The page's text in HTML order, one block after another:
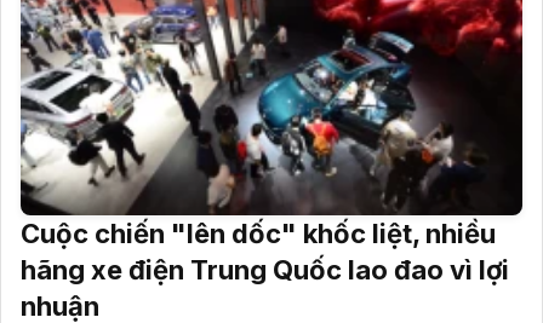
Cuộc chiến "lên dốc" khốc liệt, nhiều
hãng xe điện Trung Quốc lao đao vì lợi
nhuận